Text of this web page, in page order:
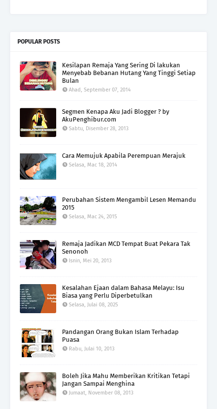
POPULAR POSTS
Kesilapan Remaja Yang Sering Di lakukan
Menyebab Bebanan Hutang Yang Tinggi Setiap
Bulan
Ahad, September 07, 2014
Segmen Kenapa Aku Jadi Blogger ? by
AkuPenghibur.com
Sabtu, Disember 28, 2013
Cara Memujuk Apabila Perempuan Merajuk
Selasa, Mac 18, 2014
Perubahan Sistem Mengambil Lesen Memandu
2015
Selasa, Mac 24, 2015
Remaja Jadikan MCD Tempat Buat Pekara Tak
Senonoh
Isnin, Mei 20, 2013
Kesalahan Ejaan dalam Bahasa Melayu: Isu
Biasa yang Perlu Diperbetulkan
Selasa, Julai 08, 2025
Pandangan Orang Bukan Islam Terhadap
Puasa
Rabu, Julai 10, 2013
Boleh Jika Mahu Memberikan Kritikan Tetapi
Jangan Sampai Menghina
Jumaat, November 08, 2013